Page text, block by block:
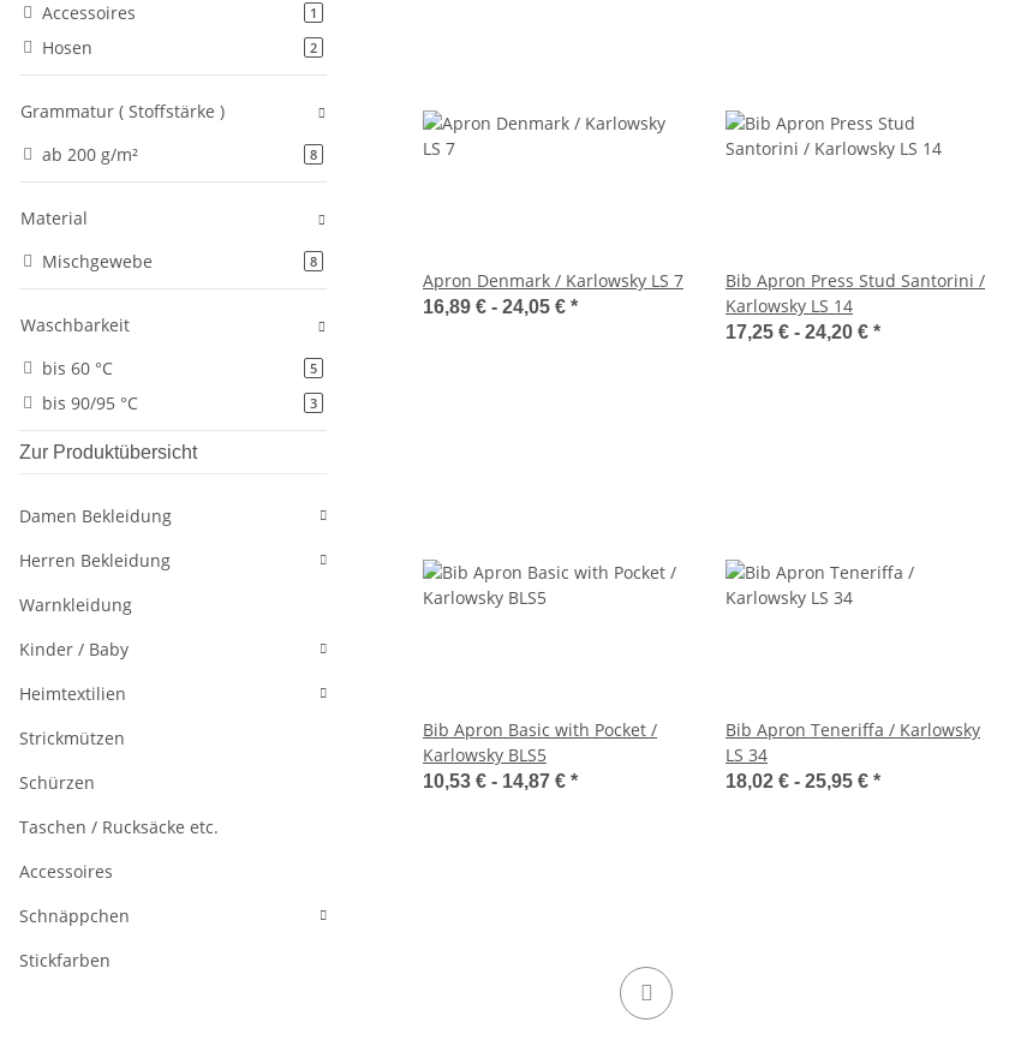
Apron Denmark / Karlowsky LS 7
16,89 € - 24,05 € *
Bib Apron Press Stud Santorini /
Karlowsky LS 14
17,25 € - 24,20 € *
Bib Apron Basic with Pocket /
Karlowsky BLS5
10,53 € - 14,87 € *
Bib Apron Teneriffa / Karlowsky
LS 34
18,02 € - 25,95 € *
Accessoires
1Artikel gefunden
Hosen 2Artikel gefunden
Grammatur ( Stoffstärke )
ab 200 g/m²
8Artikel gefunden
Material
Mischgewebe
8Artikel gefunden
Waschbarkeit
bis 60 °C
5Artikel gefunden
bis 90/95 °C 3Artikel gefunden
Zur Produktübersicht
Damen Bekleidung
Herren Bekleidung
Warnkleidung
Kinder / Baby
Heimtextilien
Strickmützen
Schürzen
Taschen / Rucksäcke etc.
Accessoires
Schnäppchen
Stickfarben